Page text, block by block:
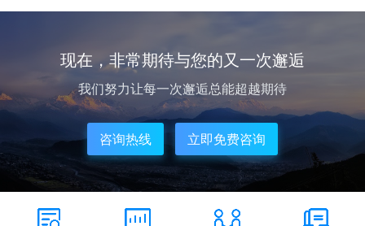
现在，非常期待与您的又一次邂逅
我们努力让每一次邂逅总能超越期待
咨询热线 立即免费咨询